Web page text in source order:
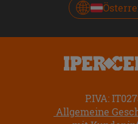
P.IVA:
Allgemeine